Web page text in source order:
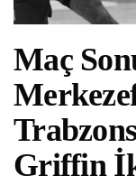
Maç
Griffin